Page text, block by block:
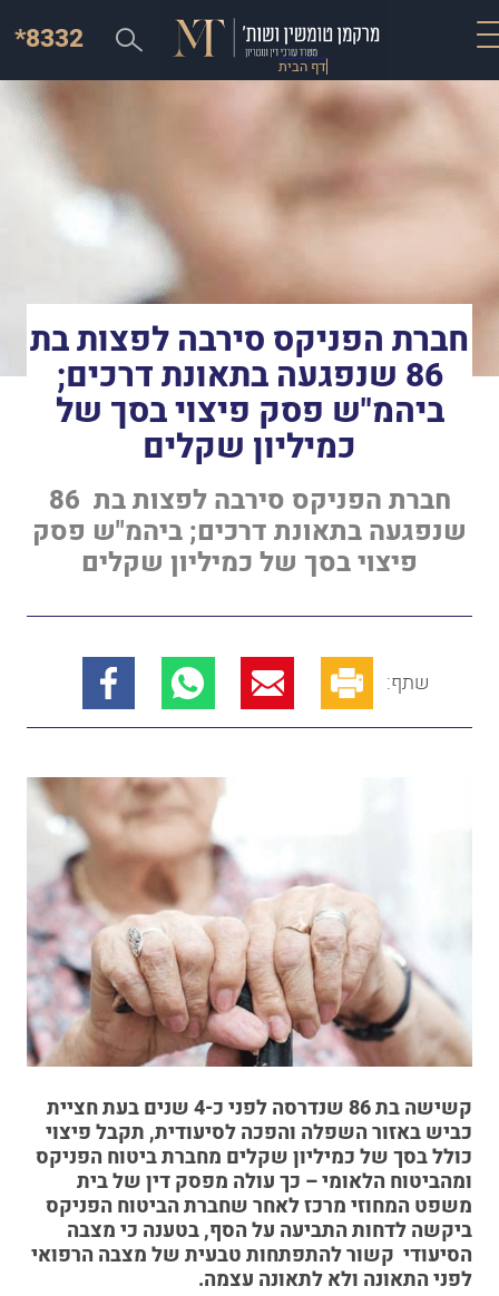
דף הבית
*8332
חברת הפניקס סירבה לפצות בת
86 שנפגעה בתאונת דרכים;
ביהמ"ש פסק פיצוי בסך של
כמיליון שקלים
חברת הפניקס סירבה לפצות בת 86
שנפגעה בתאונת דרכים; ביהמ"ש פסק
פיצוי בסך של כמיליון שקלים
שתף:
קשישה בת 86 שנדרסה לפני כ-4 שנים בעת חציית
כביש באזור השפלה והפכה לסיעודית, תקבל פיצוי
כולל בסך של כמיליון שקלים מחברת ביטוח הפניקס
ומהביטוח הלאומי – כך עולה מפסק דין של בית
משפט המחוזי מרכז לאחר שחברת הביטוח הפניקס
ביקשה לדחות התביעה על הסף, בטענה כי מצבה
הסיעודי קשור להתפתחות טבעית של מצבה הרפואי
לפני התאונה ולא לתאונה עצמה.